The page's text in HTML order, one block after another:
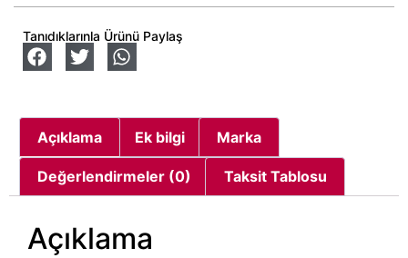
Tanıdıklarınla Ürünü Paylaş
Açıklama Ek bilgi Marka
Değerlendirmeler (0) Taksit Tablosu
Açıklama